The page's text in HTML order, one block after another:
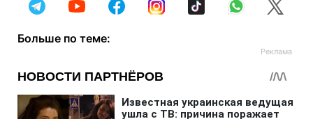
Больше по теме: